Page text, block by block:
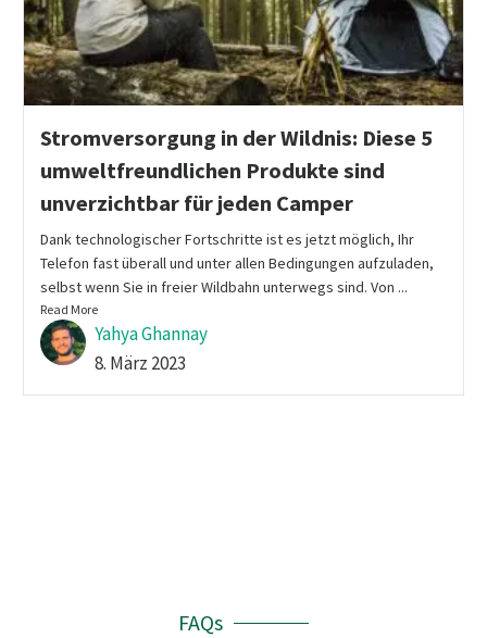
Stromversorgung in der Wildnis: Diese 5
umweltfreundlichen Produkte sind
unverzichtbar für jeden Camper
Dank technologischer Fortschritte ist es jetzt möglich, Ihr
Telefon fast überall und unter allen Bedingungen aufzuladen,
selbst wenn Sie in freier Wildbahn unterwegs sind. Von ...
Read More
Yahya Ghannay
8. März 2023
FAQs